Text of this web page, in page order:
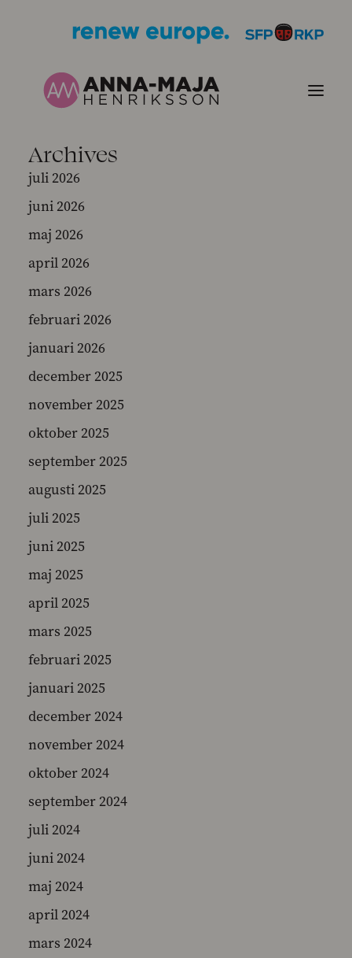
PUBLIKATIONER
HJÄRTEFRÅGOR
PERSONPORTRÄTT
KONTAKT
BILDER
SEARCH
Archives
juli 2026
juni 2026
maj 2026
april 2026
mars 2026
februari 2026
januari 2026
december 2025
november 2025
oktober 2025
september 2025
augusti 2025
juli 2025
juni 2025
maj 2025
april 2025
mars 2025
februari 2025
januari 2025
december 2024
november 2024
oktober 2024
september 2024
juli 2024
juni 2024
maj 2024
april 2024
mars 2024